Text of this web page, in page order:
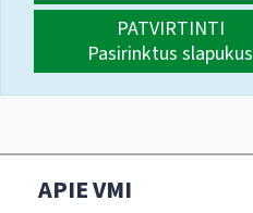
PATVIRTINTI
Pasirinktus slapukus
APIE VMI